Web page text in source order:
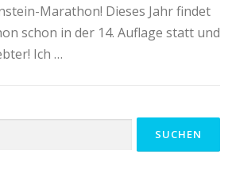
Marathon! Dieses Jahr findet
schon in der 14. Auflage statt und
Ich …